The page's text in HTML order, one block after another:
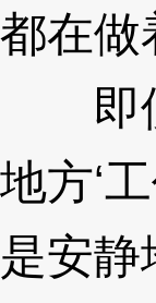
都在做
即使
地方‘
是安静